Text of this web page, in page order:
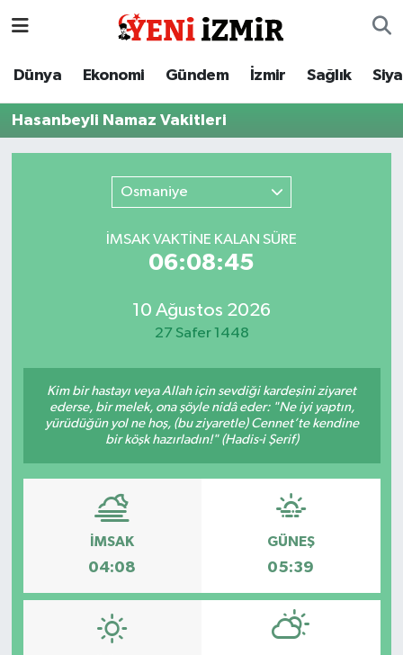
Dünya Ekonomi Gündem İzmir Sağlık
Hasanbeyli Namaz Vakitleri
Osmaniye
İMSAK VAKTİNE KALAN SÜRE
06:08:45
10 Ağustos 2026
27 Safer 1448
Kim bir hastayı veya Allah için sevdiği kardeşini ziyaret
ederse, bir melek, ona şöyle nidâ eder: "Ne iyi yaptın,
yürüdüğün yol ne hoş, (bu ziyaretle) Cennet’te kendine
bir köşk hazırladın!" (Hadis-i Şerif)
İMSAK
04:08
GÜNEŞ
05:39
Dünya
Ekonomi
Resmi İlanlar
Teknoloji
Tatil ve Seyahat
Çevre
Okul Gazetesi
İzmir Nöbetçi Eczaneler
İzmir Hava Durumu
İzmir Trafik Yoğunluk Haritası
Süper Lig Puan Durumu ve Fikstür
Haber Arşivi